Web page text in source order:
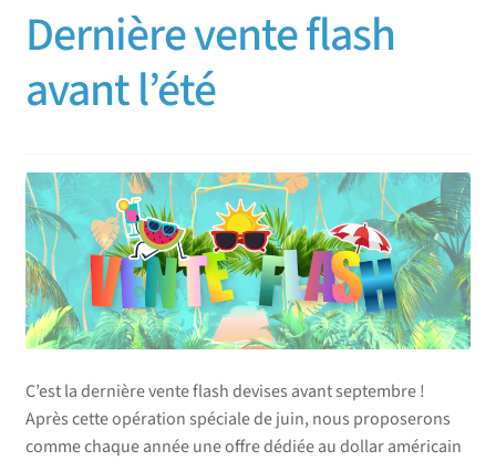
Dernière vente flash
avant l’été
C’est la dernière vente flash devises avant septembre !
Après cette opération spéciale de juin, nous proposerons
comme chaque année une offre dédiée au dollar américain